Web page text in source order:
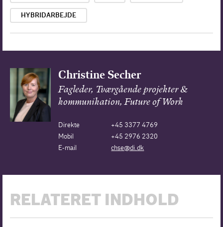
HYBRIDARBEJDE
Christine Secher
Fagleder, Tværgående projekter &
kommunikation, Future of Work
Direkte
+45 3377 4769
Mobil
+45 2976 2320
E-mail
chse@di.dk
RELATERET INDHOLD